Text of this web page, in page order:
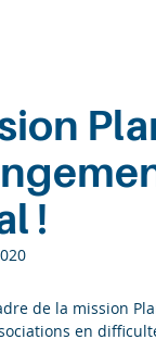
!
de la mission
en